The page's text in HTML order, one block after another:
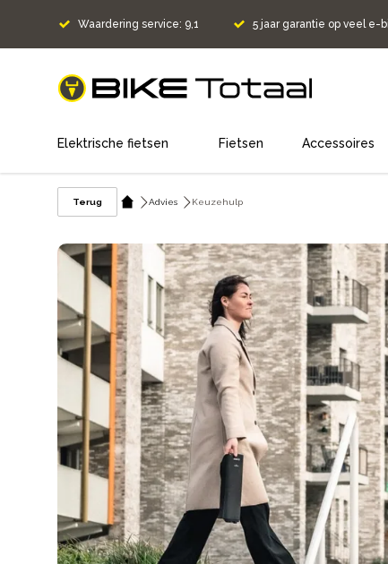
Waardering service: 9,1 5 jaar garantie op veel e-
home
Elektrische fietsen Fietsen Accessoires
Terug Advies Keuzehulp